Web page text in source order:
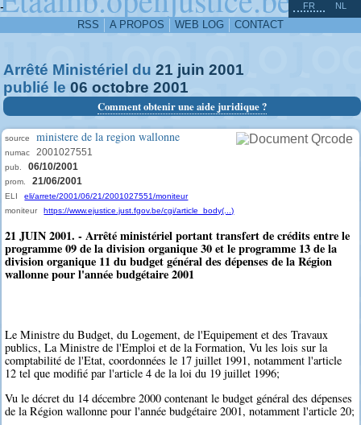
-
RSS A PROPOS WEB LOG CONTACT
FR NL
Arrêté Ministériel du 21 juin 2001
publié le 06 octobre 2001
Comment obtenir une aide juridique ?
source ministere de la region wallonne
numac 2001027551
pub. 06/10/2001
prom. 21/06/2001
ELI
eli/arrete/2001/06/21/2001027551/moniteur
moniteur
https://www.ejustice.just.fgov.be/cgi/article_body(...)
21 JUIN 2001. - Arrêté ministériel portant transfert de crédits entre le
programme 09 de la division organique 30 et le programme 13 de la
division organique 11 du budget général des dépenses de la Région
wallonne pour l'année budgétaire 2001
Le Ministre du Budget, du Logement, de l'Equipement et des Travaux
publics, La Ministre de l'Emploi et de la Formation, Vu les lois sur la
comptabilité de l'Etat, coordonnées le 17 juillet 1991, notamment l'article
12 tel que modifié par l'article 4 de la loi du 19 juillet 1996;
Vu le décret du 14 décembre 2000 contenant le budget général des dépenses
de la Région wallonne pour l'année budgétaire 2001, notamment l'article 20;
^